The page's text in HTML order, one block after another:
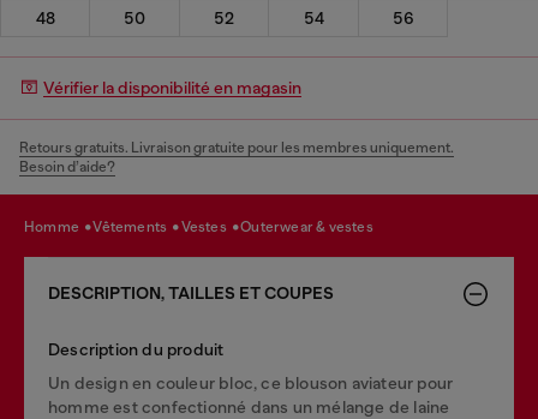
48
50 52 54 56
Vérifier la disponibilité en magasin
Retours gratuits. Livraison gratuite pour les membres uniquement.
Besoin d’aide?
homme vêtements vestes outerwear & vestes
DESCRIPTION, TAILLES ET COUPES
Description du produit
Un design en couleur bloc, ce blouson aviateur pour
homme est confectionné dans un mélange de laine